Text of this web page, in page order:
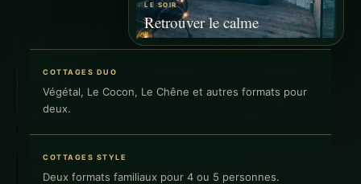
LE SOIR
Retrouver le calme
COTTAGES DUO
Végétal, Le Cocon, Le Chêne et autres formats pour
deux.
COTTAGES STYLE
Deux formats familiaux pour 4 ou 5 personnes.